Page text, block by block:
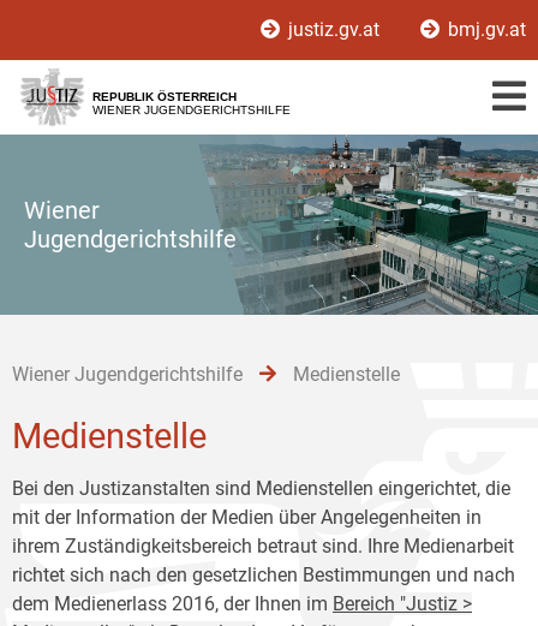
[1]
[2]
[3]
justiz.gv.at bmj.gv.at
REPUBLIK ÖSTERREICH
WIENER JUGENDGERICHTSHILFE
Wiener
Jugendgerichtshilfe
Wiener Jugendgerichtshilfe Medienstelle
Medienstelle
Bei den Justizanstalten sind Medienstellen eingerichtet, die
mit der Information der Medien über Angelegenheiten in
ihrem Zuständigkeitsbereich betraut sind. Ihre Medienarbeit
richtet sich nach den gesetzlichen Bestimmungen und nach
dem Medienerlass 2016, der Ihnen im Bereich "Justiz >